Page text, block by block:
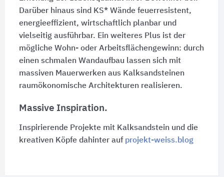
Darüber hinaus sind KS* Wände feuerresistent,
energieeffizient, wirtschaftlich planbar und
vielseitig ausführbar. Ein weiteres Plus ist der
mögliche Wohn- oder Arbeitsflächengewinn: durch
einen schmalen Wandaufbau lassen sich mit
massiven Mauerwerken aus Kalksandsteinen
raumökonomische Architekturen realisieren.
Massive Inspiration.
Inspirierende Projekte mit Kalksandstein und die
kreativen Köpfe dahinter auf projekt-weiss.blog